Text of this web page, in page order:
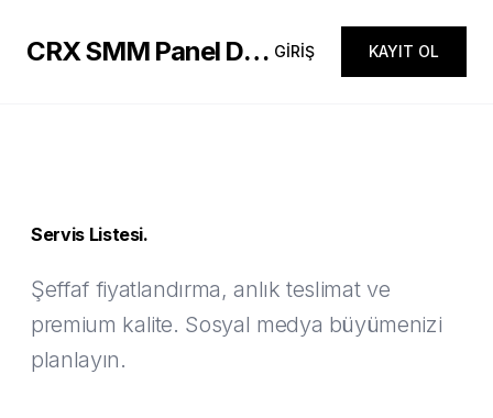
CRX SMM Panel Demo GİRİŞ KAYIT OL
Servis Listesi.
Şeffaf fiyatlandırma, anlık teslimat ve
premium kalite. Sosyal medya büyümenizi
planlayın.